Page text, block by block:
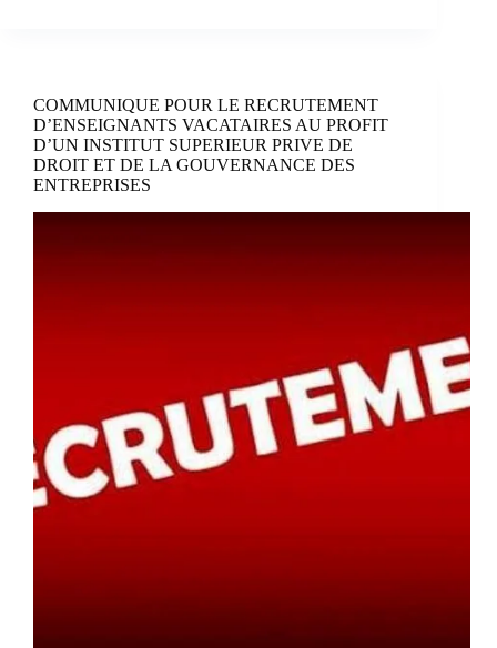
COMMUNIQUE POUR LE RECRUTEMENT
D’ENSEIGNANTS VACATAIRES AU PROFIT
D’UN INSTITUT SUPERIEUR PRIVE DE
DROIT ET DE LA GOUVERNANCE DES
ENTREPRISES